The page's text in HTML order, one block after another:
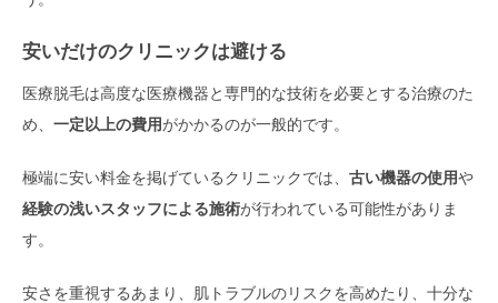
安いだけのクリニックは避ける
医療脱毛は高度な医療機器と専門的な技術を必要とする治療のた
め、 一定以上の費用がかかるのが一般的です。
極端に安い料金を掲げているクリニックでは、 古い機器の使用や
経験の浅いスタッフによる施術が行われている可能性がありま
す。
安さを重視するあまり、肌トラブルのリスクを高めたり、十分な